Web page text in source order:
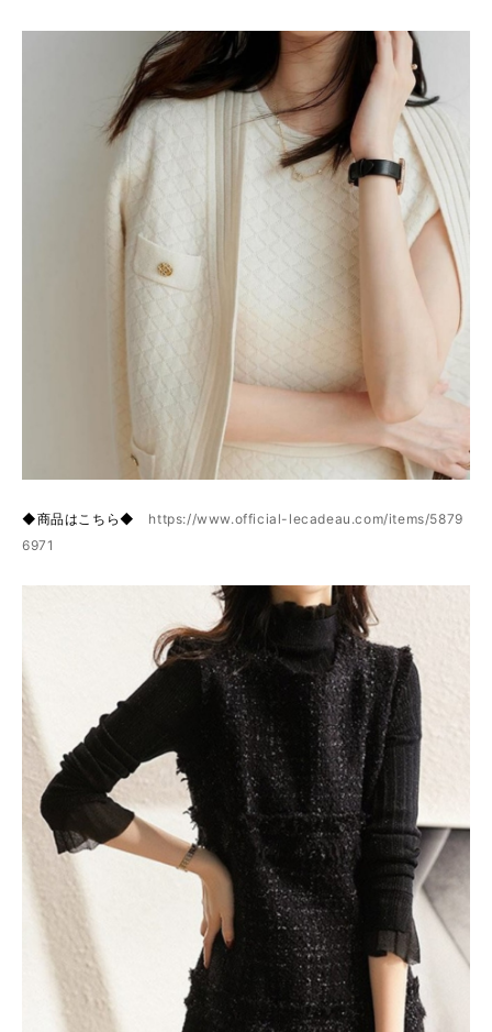
◆商品はこちら◆ https://www.official-lecadeau.com/items/5879
6971